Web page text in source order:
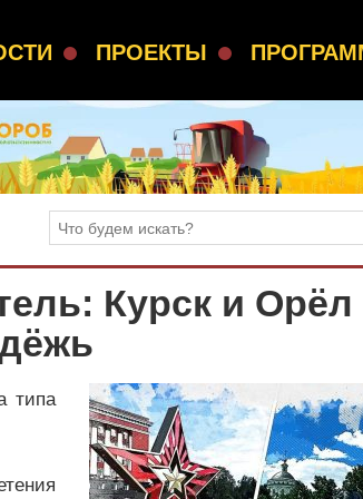
ПРОЕКТЫ
Курск и Орёл
типа